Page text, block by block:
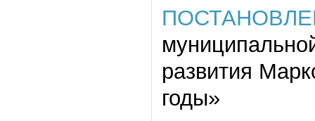
развития
годы»